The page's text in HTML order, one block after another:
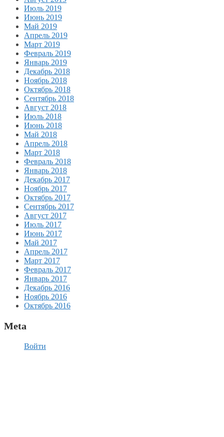
Июль 2019
Июнь 2019
Май 2019
Апрель 2019
Март 2019
Февраль 2019
Январь 2019
Декабрь 2018
Ноябрь 2018
Октябрь 2018
Сентябрь 2018
Август 2018
Июль 2018
Июнь 2018
Май 2018
Апрель 2018
Март 2018
Февраль 2018
Январь 2018
Декабрь 2017
Ноябрь 2017
Октябрь 2017
Сентябрь 2017
Август 2017
Июль 2017
Июнь 2017
Май 2017
Апрель 2017
Март 2017
Февраль 2017
Январь 2017
Декабрь 2016
Ноябрь 2016
Октябрь 2016
Meta
Войти